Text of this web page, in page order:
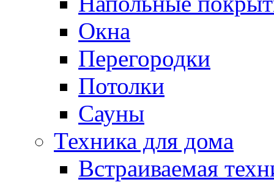
Окна
Перегородки
Потолки
Сауны
Техника для дома
Встраиваемая